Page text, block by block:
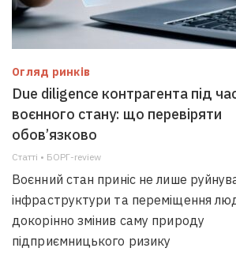
Огляд ринків
Due diligence контрагента під
воєнного стану: що перевіряти
обов’язково
Статті • БОРГ-review
Воєнний стан приніс не лише
інфраструктури та переміщення
докорінно змінив саму природу
підприємницького ризику